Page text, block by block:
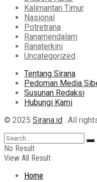
Kalimantan Timur
Nasional
Potretrana
Ranamendalam
Ranaterkini
Uncategorized
Tentang Sirana
Pedoman Media
Susunan Redaksi
Hubungi Kami
© 2025 Sirana.id . All
No Result
View All Result
Home